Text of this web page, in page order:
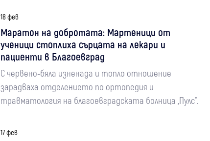
18 фев
Маратон на добротата: Мартеници от
ученици стоплиха сърцата на лекари и
пациенти в Благоевград
С червено-бяла изненада и топло отношение
зарадваха отделението по ортопедия и
травматология на благоевградската болница „Пулс”.
17 фев